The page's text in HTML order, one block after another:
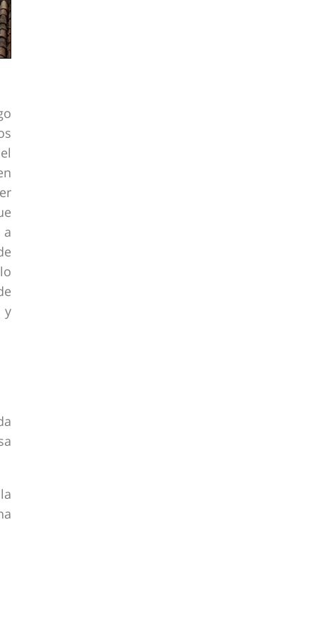
y